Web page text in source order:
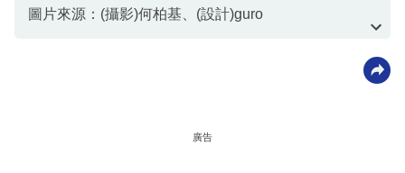
圖片來源：(攝影)何柏基、(設計)guro
廣告